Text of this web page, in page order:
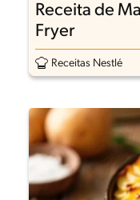
Receita de
Fryer
Receitas Nestlé